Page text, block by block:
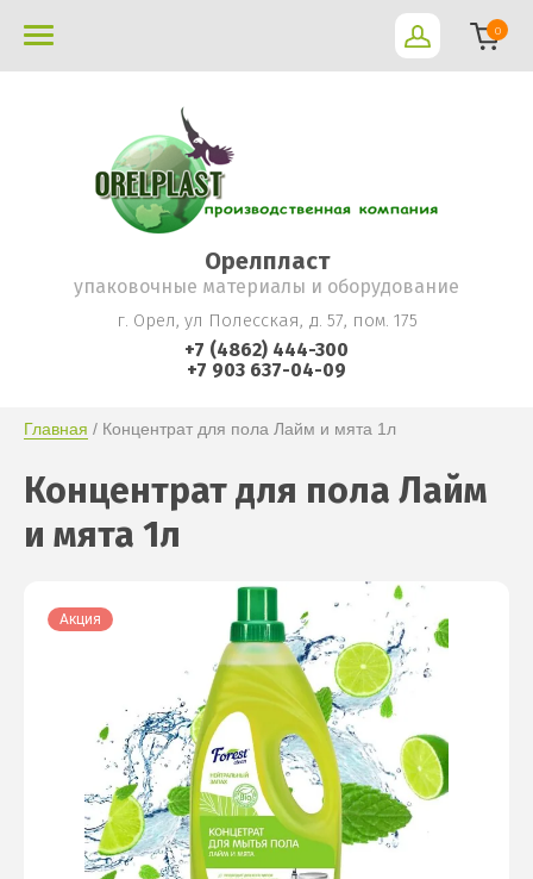
0
Орелпласт
упаковочные материалы и оборудование
г. Орел, ул Полесская, д. 57, пом. 175
+7 (4862) 444-300
+7 903 637-04-09
Главная / Концентрат для пола Лайм и мята 1л
Концентрат для пола Лайм
и мята 1л
Акция